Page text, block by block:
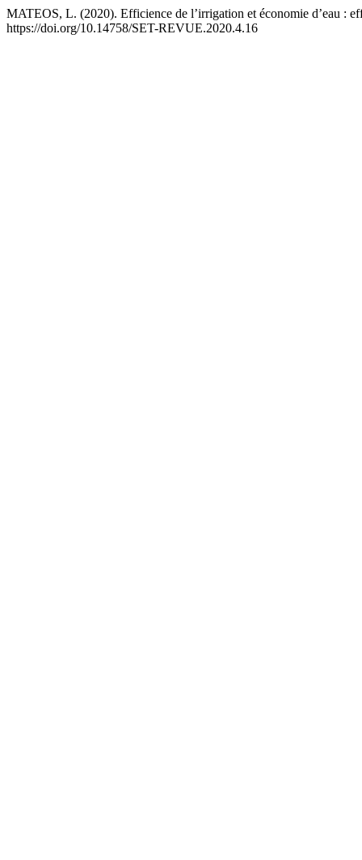
MATEOS, L. (2020). Efficience de l’irrigation et économie d’eau :
https://doi.org/10.14758/SET-REVUE.2020.4.16